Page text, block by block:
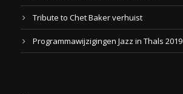
Tribute to Chet Baker verhuist
Programmawijzigingen Jazz in Thals 2019